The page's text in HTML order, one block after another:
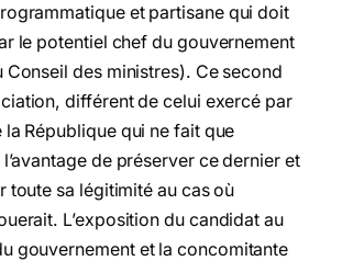
et partisane qui doit
le potentiel chef du gouvernement
Conseil des ministres). Ce second
différent de celui exercé par
la République qui ne fait que
de préserver ce dernier et
toute sa légitimité au cas où
L’exposition du candidat au
gouvernement et la concomitante